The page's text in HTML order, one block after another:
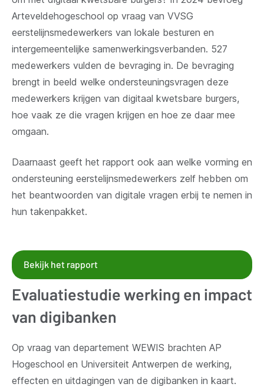
Arteveldehogeschool op vraag van VVSG
eerstelijnsmedewerkers van lokale besturen en
intergemeentelijke samenwerkingsverbanden. 527
medewerkers vulden de bevraging in. De bevraging
brengt in beeld welke ondersteuningsvragen deze
medewerkers krijgen van digitaal kwetsbare burgers,
hoe vaak ze die vragen krijgen en hoe ze daar mee
omgaan.
Daarnaast geeft het rapport ook aan welke vorming en
ondersteuning eerstelijnsmedewerkers zelf hebben om
het beantwoorden van digitale vragen erbij te nemen in
hun takenpakket.
Bekijk het rapport
Evaluatiestudie werking en impact
van digibanken
Op vraag van departement WEWIS brachten AP
Hogeschool en Universiteit Antwerpen de werking,
effecten en uitdagingen van de digibanken in kaart.